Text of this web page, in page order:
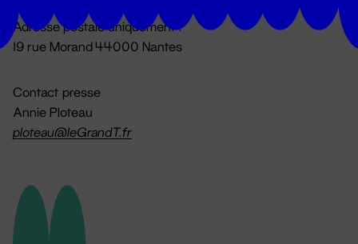
Adresse postale uniquement :
19 rue Morand 44000 Nantes
Contact presse
Annie Ploteau
ploteau@leGrandT.fr